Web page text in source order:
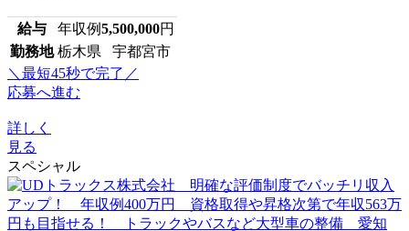
給与 年収例5,500,000円
勤務地 栃木県 宇都宮市
＼最短45秒で完了／
応募へ進む
詳しく
見る
スペシャル